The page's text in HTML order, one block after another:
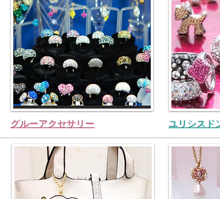
グルーアクセサリー ユリシスド